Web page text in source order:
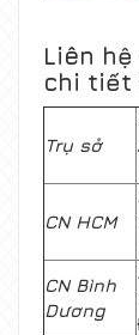
Liên
chi tiết
Trụ sở
CN HCM
CN Bình
Dương